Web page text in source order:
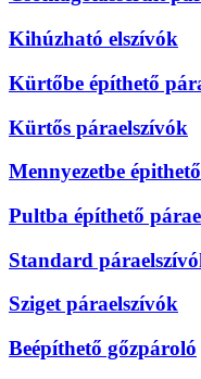
Kihúzható elszívók
Kürtőbe építhető
Kürtős páraelszívók
Mennyezetbe
Pultba építhető
Standard
Sziget páraelszívók
Beépíthető gőzpároló